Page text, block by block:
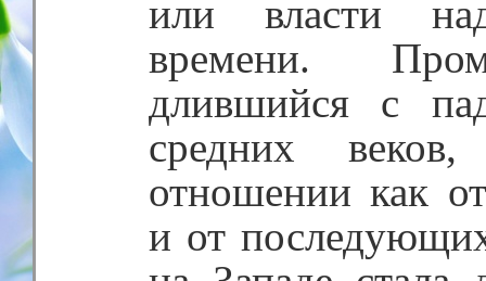
или власти
времени.
длившийся с
средних
отношении как
и от